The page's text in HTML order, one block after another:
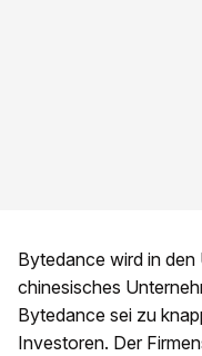
Bytedance wird in
chinesisches
Bytedance sei zu
Investoren. Der